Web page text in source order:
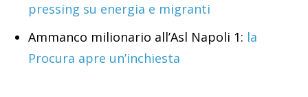
pressing su energia e migranti
Ammanco milionario all’Asl Napoli 1: la
Procura apre un’inchiesta